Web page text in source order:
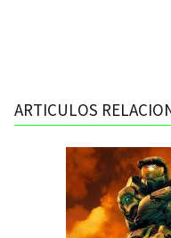
ARTICULOS